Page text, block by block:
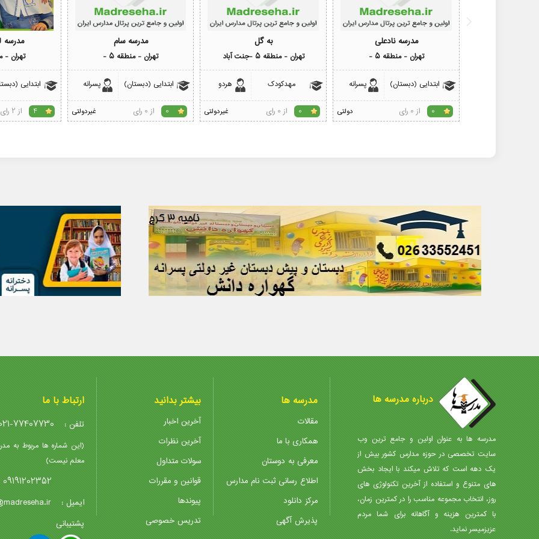
مدرسه نادعلی
تهران - منطقه 5 -
ابتدایی (دبستان) پسرانه
دولتی 0 از 0 رای
به گل
تهران - منطقه 5 -جنت آباد
مهدکودک هردو
غیردولتی 0 از 0 رای
مدرسه سام
تهران - منطقه 5 -
ابتدایی (دبستان) پسرانه
غیردولتی 0 از 0 رای
مدرسه
تهران -
ابتدایی
4 از 2 رای
درباره مدرسه ها
مدرسه ها به عنوان اولین و جامع ترین وب
سایت تخصصی در حوزه مدارس کشور بیش از
یک دهه است که تلاش میکند با ایجاد بخش
های متنوع و استفاده از آخرین تکنولوژی های
روز، انتخاب مجموعه مناسب را در کمترین زمان،
با کمترین هزینه و آگاهانه برای شما مردم
عزیزمیسر نماید.
مدرسه ها
مقالات
همکاری با ما
معرفی به دوستان
اطلاع رسانی ثبت نام مدارس
مرکز دانلود
پذیرش آگهی
بیشتر بدانید
آخرین اخبار
آخرین نظرات
سولات متداول
قوانین و مقررات
پیوندها
تدریس خصوصی
ارتباط با ما
تلفن : 77407730
(این شماره ها مربوط به
معلم نیست)
09191202352
ایمیل :
پشتیبانی